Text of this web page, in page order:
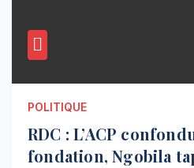
POLITIQUE
RDC : L’ACP
fondation, Ngobila